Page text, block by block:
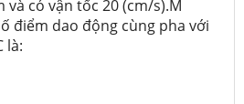
và có vận tốc 20 (cm/s).M
điểm dao động cùng pha với
là: